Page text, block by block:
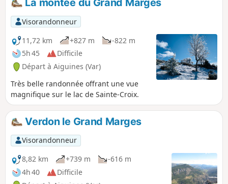
d'éviter la zone rocheuse au Nord-Ouest
du circuit tout en offrant de très beaux
points de vue sur le Lac de Sainte-Croix.
La montée du Grand Margès
Visorandonneur
11,72 km
+827 m
-822 m
5h 45
Difficile
Départ à Aiguines (Var)
Très belle randonnée offrant une vue
magnifique sur le lac de Sainte-Croix.
Verdon le Grand Marges
Visorandonneur
8,82 km
+739 m
-616 m
4h 40
Difficile